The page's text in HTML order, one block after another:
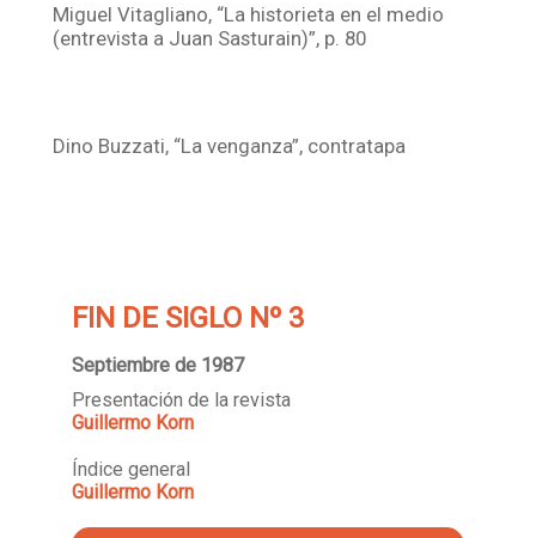
Miguel Vitagliano, “La historieta en el medio
(entrevista a Juan Sasturain)”, p. 80
Dino Buzzati, “La venganza”, contratapa
FIN DE SIGLO Nº 3
Septiembre de 1987
Presentación de la revista
Guillermo Korn
Índice general
Guillermo Korn